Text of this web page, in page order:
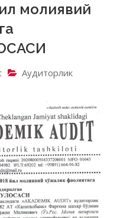
молиявий
Аудиторлик